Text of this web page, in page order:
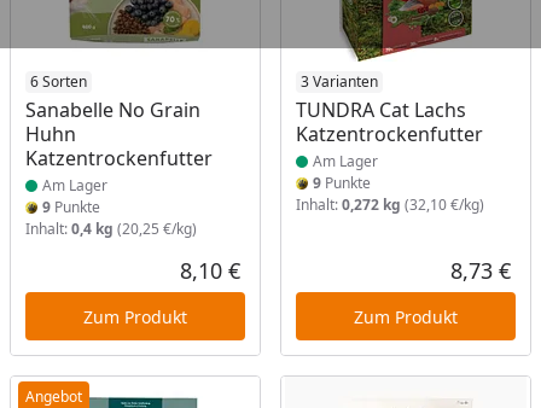
6 Sorten
Sanabelle No Grain
Huhn
Katzentrockenfutter
Produkt am Lager
Am Lager
9 Punkte
Inhalt:0,4 kg (20,25 €/kg)
Aktueller Preis
8,10 €
Zum Produkt
3 Varianten
TUNDRA Cat Lachs
Katzentrockenfutter
Produkt am Lager
Am Lager
9Punkte
Inhalt:0,272 kg (32,10 €/kg)
8,73 €
Zum Produkt
Angebot